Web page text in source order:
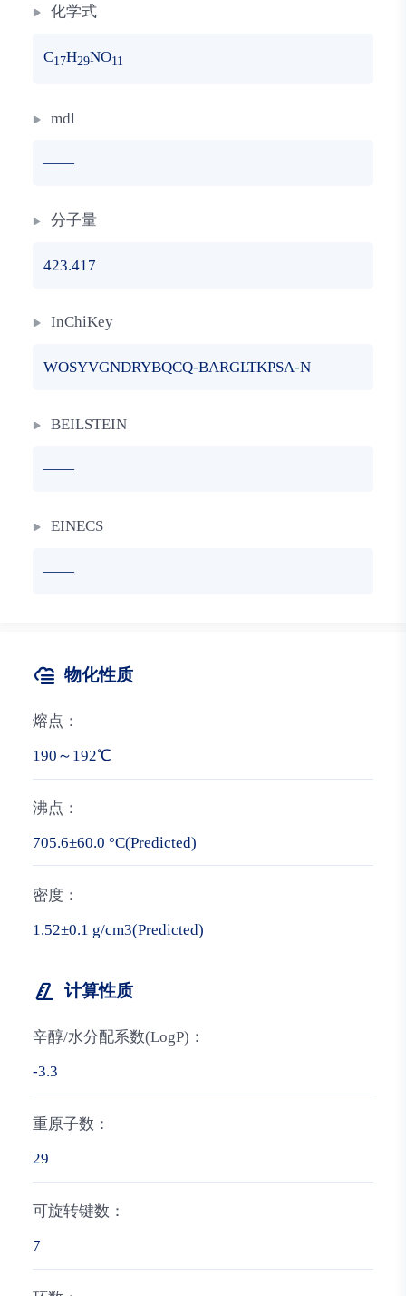
化学式
C17H29NO11
mdl
——
分子量
423.417
InChiKey
WOSYVGNDRYBQCQ-BARGLTKPSA-N
BEILSTEIN
——
EINECS
——
物化性质
熔点：
190～192℃
沸点：
705.6±60.0 °C(Predicted)
密度：
1.52±0.1 g/cm3(Predicted)
计算性质
辛醇/水分配系数(LogP)：
-3.3
重原子数：
29
可旋转键数：
7